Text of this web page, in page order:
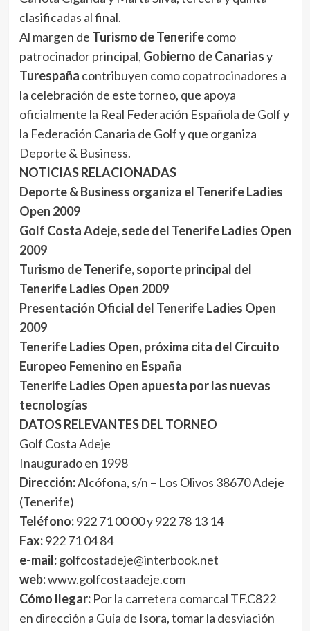
clasificadas al final.
Al margen de Turismo de Tenerifecomo
patrocinador principal, Gobierno de Canariasy
Turespaña contribuyen como copatrocinadores a
la celebración de este torneo, que apoya
oficialmente la Real Federación Española de Golf y
la Federación Canaria de Golf y que organiza
Deporte & Business.
NOTICIAS RELACIONADAS
Deporte & Business organiza el Tenerife Ladies
Open 2009
Golf Costa Adeje, sede del Tenerife Ladies Open
2009
Turismo de Tenerife, soporte principal del
Tenerife Ladies Open 2009
Presentación Oficial del Tenerife Ladies Open
2009
Tenerife Ladies Open, próxima cita del Circuito
Europeo Femenino en España
Tenerife Ladies Open apuesta por las nuevas
tecnologías
DATOS RELEVANTES DEL TORNEO
Golf Costa Adeje
Inaugurado en 1998
Dirección:Alcófona, s/n – Los Olivos 38670 Adeje
(Tenerife)
Teléfono:922 71 00 00 y 922 78 13 14
Fax:922 71 04 84
e-mail:golfcostadeje@interbook.net
web:www.golfcostaadeje.com
Cómo llegar:Por la carretera comarcal TF.C822
en dirección a Guía de Isora, tomar la desviación